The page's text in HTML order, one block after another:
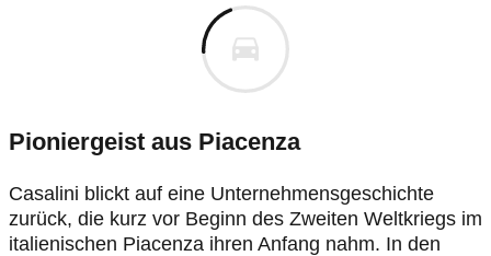
Pioniergeist aus Piacenza
Casalini blickt auf eine Unternehmensgeschichte
zurück, die kurz vor Beginn des Zweiten Weltkriegs im
italienischen Piacenza ihren Anfang nahm. In den